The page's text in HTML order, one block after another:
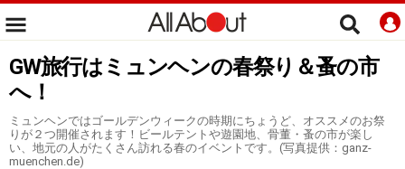
GW旅行はミュンヘンの春祭り＆蚤の市
へ！
ミュンヘンではゴールデンウィークの時期にちょうど、オススメのお祭
りが２つ開催されます！ビールテントや遊園地、骨董・蚤の市が楽し
い、地元の人がたくさん訪れる春のイベントです。(写真提供：ganz-
muenchen.de)